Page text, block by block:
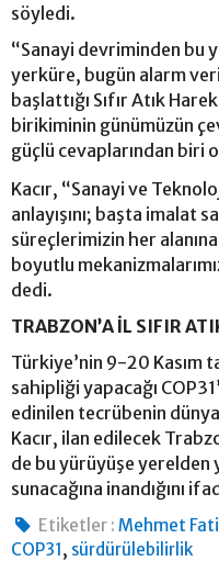
söyledi.
“Sanayi devriminden bu
yerküre, bugün alarm
başlattığı Sıfır Atık
birikiminin günümüzün
güçlü cevaplarından biri
Kacır, “Sanayi ve
anlayışını; başta imalat
süreçlerimizin her
boyutlu
dedi.
TRABZON’A İL SIFIR
Türkiye’nin 9-20 Kasım
sahipliği yapacağı
edinilen tecrübenin dünya
Kacır, ilan edilecek
de bu yürüyüşe yerelden
sunacağına inandığını
Etiketler : Mehmet
COP31, sürdürülebilirlik